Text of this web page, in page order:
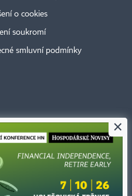
o cookies
soukromí
smluvní podmínky
×